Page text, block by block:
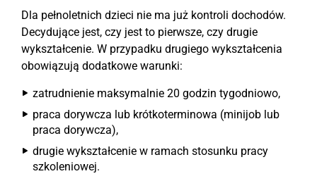
Dla pełnoletnich dzieci nie ma już kontroli dochodów.
Decydujące jest, czy jest to pierwsze, czy drugie
wykształcenie. W przypadku drugiego wykształcenia
obowiązują dodatkowe warunki:
zatrudnienie maksymalnie 20 godzin tygodniowo,
praca dorywcza lub krótkoterminowa (minijob lub
praca dorywcza),
drugie wykształcenie w ramach stosunku pracy
szkoleniowej.